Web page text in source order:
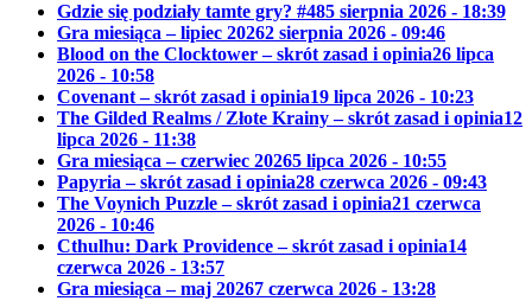
Gdzie się podziały tamte gry? #485 sierpnia 2026 - 18:39
Gra miesiąca – lipiec 20262 sierpnia 2026 - 09:46
Blood on the Clocktower – skrót zasad i opinia26 lipca
2026 - 10:58
Covenant – skrót zasad i opinia19 lipca 2026 - 10:23
The Gilded Realms / Złote Krainy – skrót zasad i opinia12
lipca 2026 - 11:38
Gra miesiąca – czerwiec 20265 lipca 2026 - 10:55
Papyria – skrót zasad i opinia28 czerwca 2026 - 09:43
The Voynich Puzzle – skrót zasad i opinia21 czerwca
2026 - 10:46
Cthulhu: Dark Providence – skrót zasad i opinia14
czerwca 2026 - 13:57
Gra miesiąca – maj 20267 czerwca 2026 - 13:28